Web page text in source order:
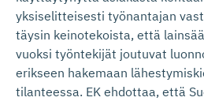
yksiselitteisesti työnantajan
täysin keinotekoista, että
vuoksi työntekijät joutuvat
erikseen hakemaan
tilanteessa. EK ehdottaa, että